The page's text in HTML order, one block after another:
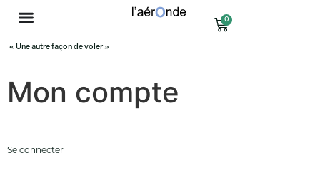
« Une autre façon de voler »
0
Mon compte
Se connecter